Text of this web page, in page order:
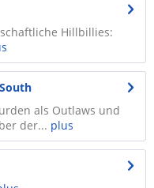
Hillbillies:
als Outlaws und
der... plus